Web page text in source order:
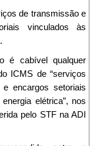
de transmissão e
vinculados às
é cabível qualquer
ICMS de “serviços
encargos setoriais
elétrica”, nos
pelo STF na ADI